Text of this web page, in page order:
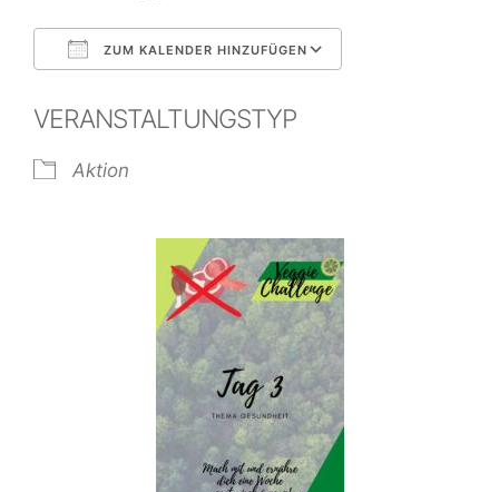
ZUM KALENDER HINZUFÜGEN
VERANSTALTUNGSTYP
Aktion